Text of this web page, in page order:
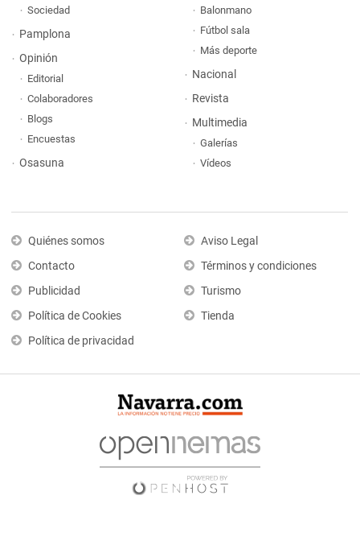
Sociedad
Pamplona
Opinión
Editorial
Colaboradores
Blogs
Encuestas
Osasuna
Balonmano
Fútbol sala
Más deporte
Nacional
Revista
Multimedia
Galerías
Vídeos
Quiénes somos
Contacto
Publicidad
Política de Cookies
Política de privacidad
Aviso Legal
Términos y condiciones
Turismo
Tienda